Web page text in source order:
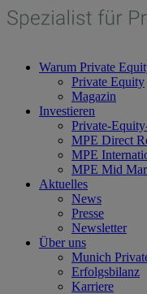
Warum Private
Private Equity
Magazin
Investieren
Private-
MPE Direct
MPE
MPE Mid
Aktuelles
News
Presse
Newsletter
Über uns
Munich
Erfolgsbilanz
Karriere